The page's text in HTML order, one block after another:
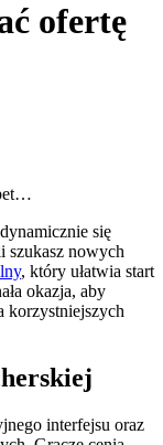
ofertę
się
szukasz nowych
, który ułatwia start
okazja, aby
korzystniejszych
interfejsu oraz